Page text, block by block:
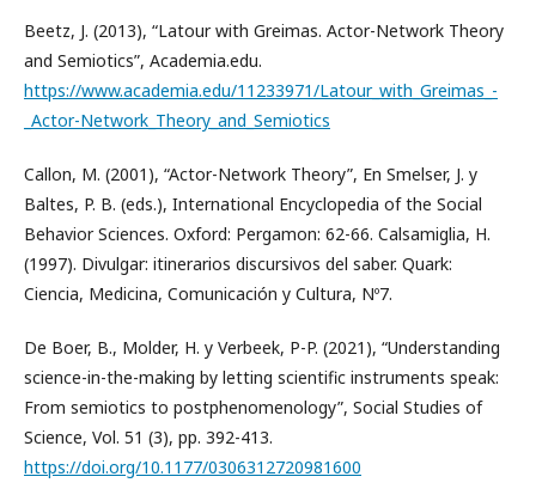
Beetz, J. (2013), “Latour with Greimas. Actor-Network Theory
and Semiotics”, Academia.edu.
https://www.academia.edu/11233971/Latour_with_Greimas_-
_Actor-Network_Theory_and_Semiotics
Callon, M. (2001), “Actor-Network Theory”, En Smelser, J. y
Baltes, P. B. (eds.), International Encyclopedia of the Social
Behavior Sciences. Oxford: Pergamon: 62-66. Calsamiglia, H.
(1997). Divulgar: itinerarios discursivos del saber. Quark:
Ciencia, Medicina, Comunicación y Cultura, Nº7.
De Boer, B., Molder, H. y Verbeek, P-P. (2021), “Understanding
science-in-the-making by letting scientific instruments speak:
From semiotics to postphenomenology”, Social Studies of
Science, Vol. 51 (3), pp. 392-413.
https://doi.org/10.1177/0306312720981600